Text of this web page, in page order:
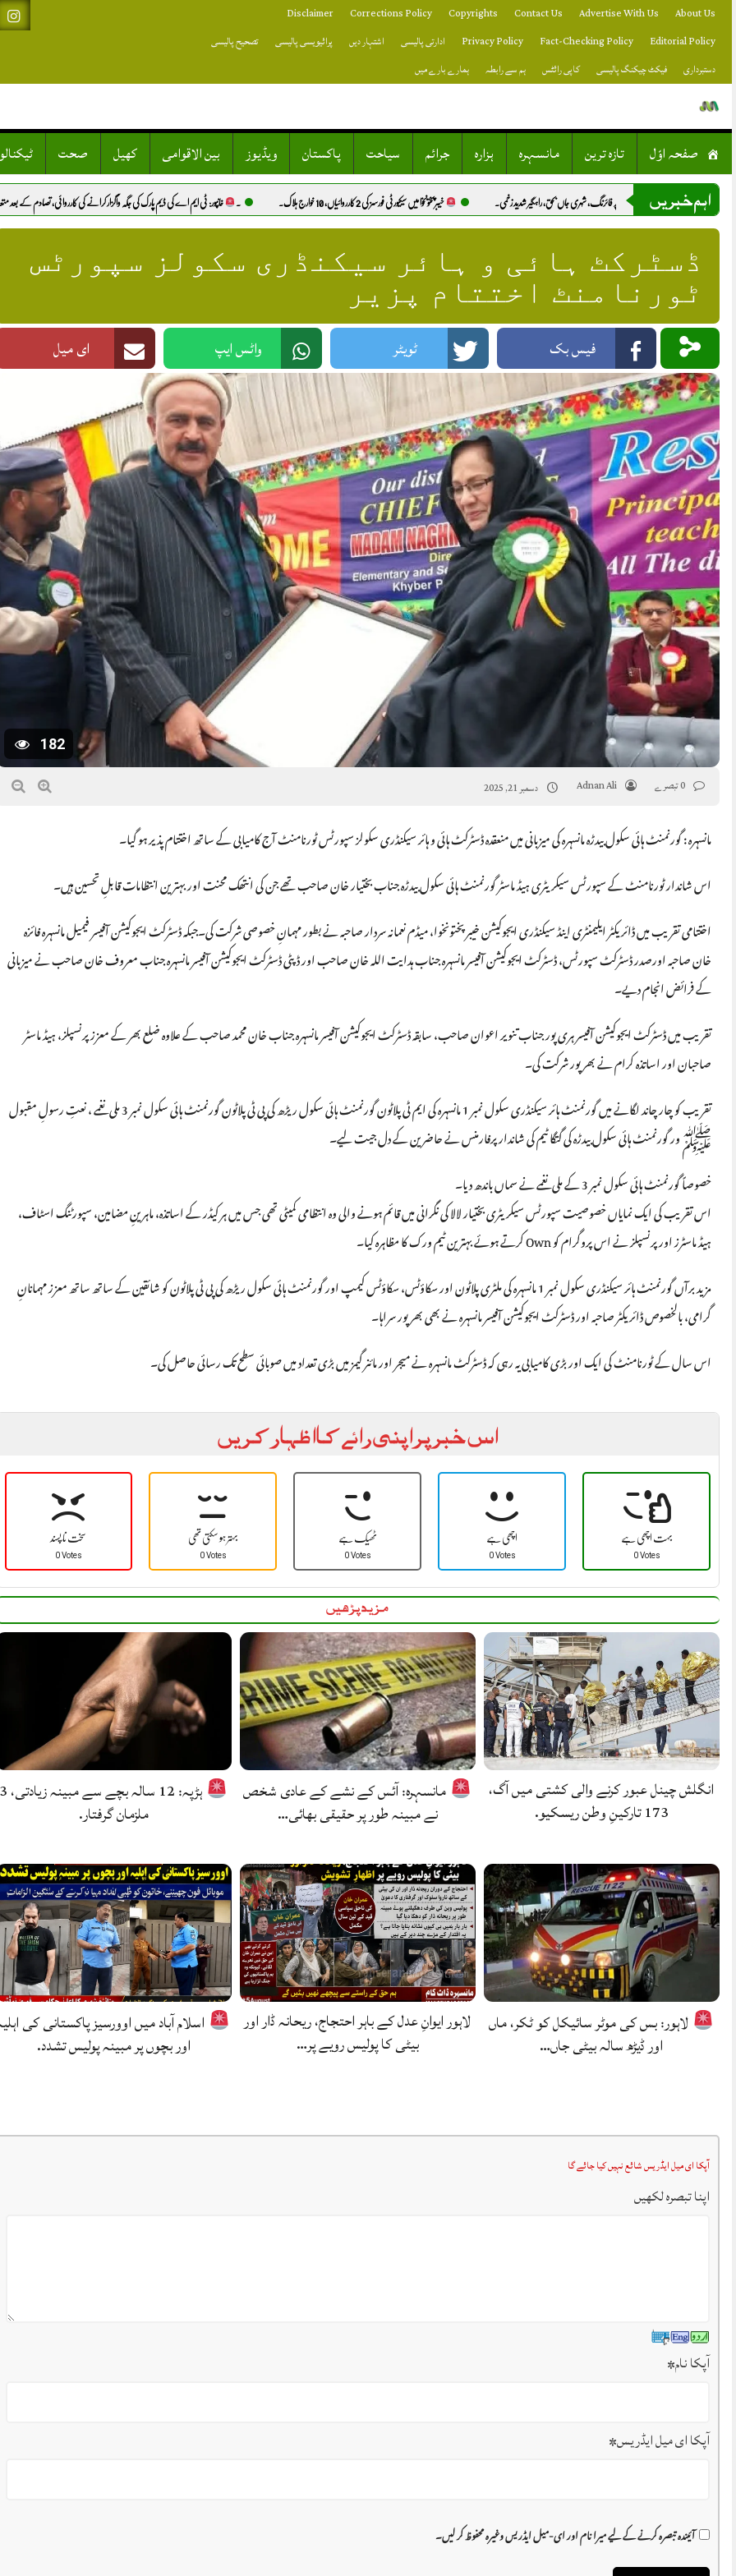
to
About Us
Advertise With Us
Contact Us
Copyrights
Corrections Policy
Disclaimer
Editorial Policy
Fact-Checking Policy
Privacy Policy ادارتی پالیسی اشتہار دیں پرائیویسی پالیسی
تصحیح پالیسی
دستبرداری
فیکٹ چیکنگ پالیسی کاپی رائٹس ہم سے رابطہ ہمارے بارے میں
صفحہ اوّل تازہ ترین مانسہرہ ہزارہ جرائم سیاحت پاکستان ویڈیوز بین الاقوامی کھیل صحت
اہم خبریں
معمولی رنجش پر فائرنگ، شہری جاں بحق، راہگیر شدید زخمی. خیبرپختونخوا میں سیکیورٹی فورسز کی 2 کارروائیاں، 10 خوارج ہلاک. ۔ خانپور: ٹی ایم اے کی ڈیم پارک کی جگہ واگزار کرانے کی کارروائی، تصادم کے بعد متعدد گرفتاریاں.
ڈسٹرکٹ ہائی و ہائر سیکنڈری سکولز سپورٹس
ٹورنامنٹ اختتام پزیر
فیس بک ٹویٹر واٹس ایپ ای میل
182
Adnan Ali دسمبر 21, 2025
مانسہرہ : گورنمنٹ ہائی سکول بیدڑہ مانسہرہ کی میزبانی میں منعقدہ ڈسٹرکٹ ہائی و ہائر سیکنڈری سکولز سپورٹس ٹورنامنٹ آج کامیابی کے ساتھ اختتام پذیر ہو گیا۔
اس شاندار ٹورنامنٹ کے سپورٹس سیکریٹری ہیڈ ماسٹر گورنمنٹ ہائی سکول بیدڑہ جناب بختیار خان صاحب تھے جن کی انتھک محنت اور بہترین انتظامات قابلِ تحسین ہیں۔
اختتامی تقریب میں ڈائریکٹر ایلیمنٹری اینڈ سیکنڈری ایجوکیشن خیبرپختونخوا، میڈم نعمانہ سردار صاحبہ نے بطور مہمانِ خصوصی شرکت کی۔جبکہ ڈسٹرکٹ ایجوکیشن آفیسر فیمیل مانسہرہ فائزہ
خان صاحبہ اورصدر ڈسٹرکٹ سپورٹس، ڈسٹرکٹ ایجوکیشن آفیسر مانسہرہ جناب ہدایت اللہ خان صاحب اور ڈپٹی ڈسٹرکٹ ایجوکیشن آفیسر مانسہرہ جناب معروف خان صاحب نے میزبانی
کے فرائض انجام دیے۔
تقریب میں ڈسٹرکٹ ایجوکیشن آفیسر ہری پور جناب تنویر اعوان صاحب، سابقہ ڈسٹرکٹ ایجوکیشن آفیسر مانسہرہ جناب خان محمد صاحب کے علاوہ ضلع بھر کے معزز پرنسپلز، ہیڈ ماسٹر
صاحبان اور اساتذہ کرام نے بھرپور شرکت کی۔
تقریب کو چار چاند لگانے میں گورنمنٹ ہائر سیکنڈری سکول نمبر 1 مانسہرہ کی ایم ٹی پلاٹون گورنمنٹ ہائی سکول ریڑھ کی پی ٹی پلاٹون گورنمنٹ ہائی سکول نمبر 3 ملی نغمے ، نعتِ رسولِ مقبول
ﷺ ور گورنمنٹ ہائی سکول بیدڑہ کی گتگا ٹیم کی شاندار پرفارمنس نے حاضرین کے دل جیت لیے۔
خصوصاً گورنمنٹ ہائی سکول نمبر 3 کے ملی نغمے نے سماں باندھ دیا۔
اس تقریب کی ایک نمایاں خصوصیت سپورٹس سیکریٹری بختیار لالا کی نگرانی میں قائم ہونے والی وہ انتظامی کمیٹی تھی جس میں ہر کیڈر کے اساتذہ، ماہرینِ مضامین، سپورٹنگ اسٹاف،
ہیڈ ماسٹرز اور پرنسپلز نے اس پروگرام کو Own کرتے ہوئے بہترین ٹیم ورک کا مظاہرہ کیا۔
مزید برآں گورنمنٹ ہائر سیکنڈری سکول نمبر 1 مانسہرہ کی ملٹری پلاٹون اور سکاؤٹس، سکاؤٹس کیمپ اور گورنمنٹ ہائی سکول ریڑھ کی پی ٹی پلاٹون کو شائقین کے ساتھ ساتھ معزز مہمانانِ
گرامی، بالخصوص ڈائریکٹر صاحبہ اور ڈسٹرکٹ ایجوکیشن آفیسر مانسہرہ نے بھی بھرپور سراہا۔
اس سال کے ٹورنامنٹ کی ایک اور بڑی کامیابی یہ رہی کہ ڈسٹرکٹ مانسہرہ نے میجر اور مائنر گیمز میں بڑی تعداد میں صوبائی سطح تک رسائی حاصل کی۔
اس خبر پر اپنی رائے کا اظہار کریں
سخت نا پسند
0 Votes
بہتر ہو سکتی تھی
0 Votes
ٹھیک ہے
0 Votes
اچھی ہے
0 Votes
بہت اچھی ہے
0 Votes
مزید پڑھیں
انگلش چینل عبور کرنے والی کشتی میں آگ،
173 تارکینِ وطن ریسکیو.
مانسہرہ: آئس کے نشے کے عادی شخص
نے مبینہ طور پر حقیقی بھائی…
ہڑپہ: 12 سالہ بچے
ملزمان گرفتار.
لاہور: بس کی موٹر سائیکل کو ٹکر، ماں
اور ڈیڑھ سالہ بیٹی جاں…
لاہور ایوانِ عدل کے باہر احتجاج، ریحانہ ڈار اور
بیٹی کا پولیس رویے پر…
اسلام آباد میں اوورسیز پاکستانی کی
اور بچوں پر مبینہ پولیس تشدد.
آپکا ای میل ایڈریس شائع نہیں کیا جائے گا
اپنا تبصرہ لکھیں
آپکا نام*
آپکا ای میل ایڈریس*
آئیندہ تبصرہ کرنے کے لیے میرا نام اور ای-میل ایڈریس وغیرہ محفوظ کر لیں۔